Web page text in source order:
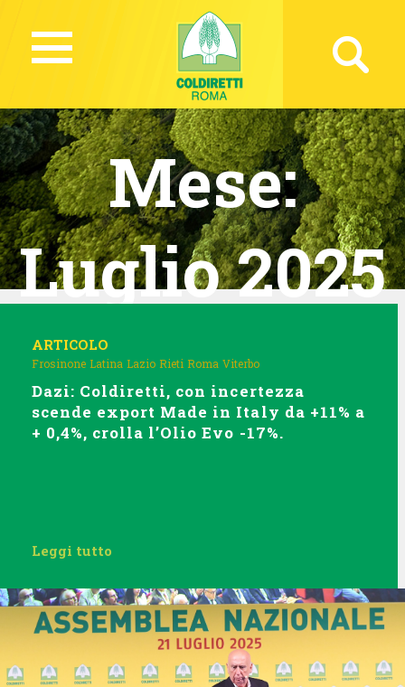
Mese:
Luglio 2025
ARTICOLO
Frosinone Latina Lazio Rieti Roma Viterbo
Dazi: Coldiretti, con incertezza
scende export Made in Italy da +11% a
+ 0,4%, crolla l’Olio Evo -17%.
Leggi tutto